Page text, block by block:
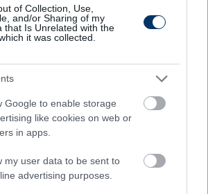
of Collection, Use,
and/or Sharing of my
that Is Unrelated with the
it was collected.
Google to enable storage
like cookies on web or
in apps.
my user data to be sent to
advertising purposes.